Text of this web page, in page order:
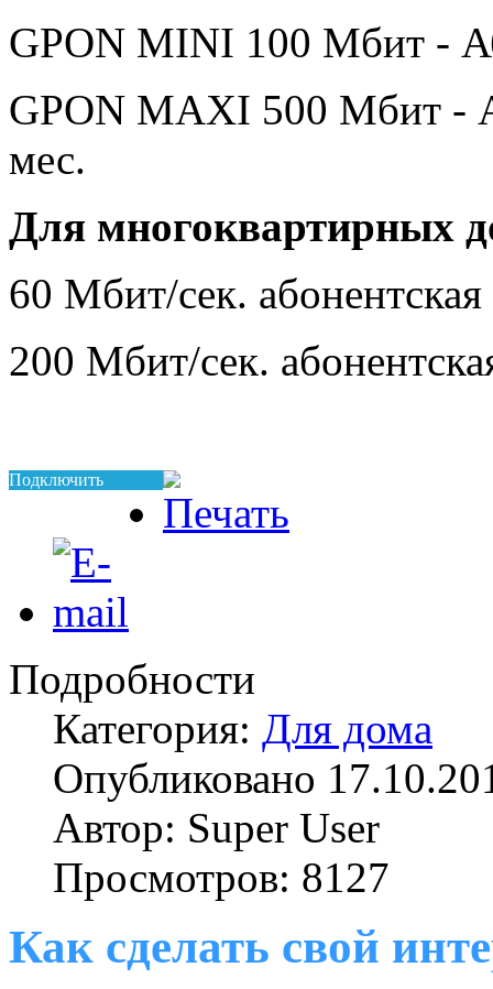
GPON MINI 100 Мбит -
GPON MAXI 500 Мбит -
мес.
Для многоквартирных
60 Мбит/сек.
200 Мбит/сек.
Подключить
Подробности
Категория: Для дома
Опубликовано
Автор: Super User
Просмотров: 8127
Как сделать свой